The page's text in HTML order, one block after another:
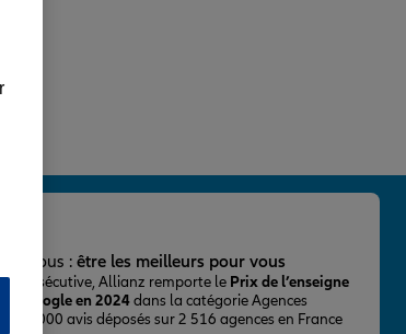
nous :être les meilleurs pour vous
consécutive, Allianz remporte le Prix de l’enseigne
Google en 2024dans la catégorie Agences
43 000 avis déposés sur 2 516 agences en France